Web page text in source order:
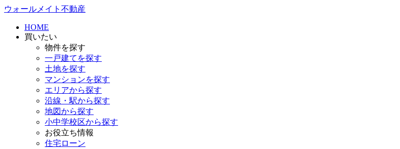
ウォールメイト不動産
HOME
買いたい
物件を探す
一戸建てを探す
土地を探す
マンションを探す
エリアから探す
沿線・駅から探す
地図から探す
小中学校区から探す
お役立ち情報
住宅ローン